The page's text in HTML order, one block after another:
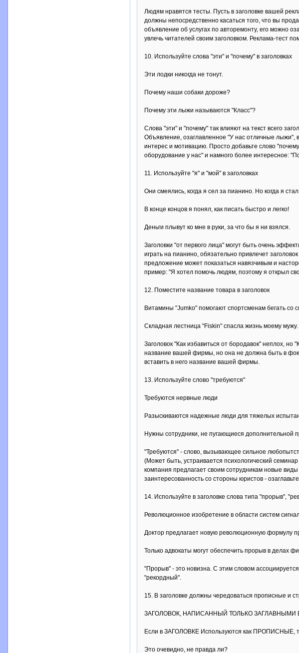
Людям нравятся тесты. Пусть в заголовке вашей
должны непосредственно касаться того, что вы
объявление об услугах по авторемонту, его можно
увлечь читателей своим заголовком. Реклама-тест
10. Используйте слова "эти" и "почему" в заголовках
Эти лодки никогда не тонут.
Почему наши собаки дороже?
Почему эти лыжи называются "Класс"?
Слова "эти" и "почему" так влияют на текст всего
Объявление, озаглавленное "У нас отличные лыжи",
интерес и мотивацию. Просто добавьте слово
оборудование у нас" и намного более интересное:
11. Используйте "я" и "мой" в заголовках
Они смеялись, когда я сел за пианино. Но когда я стал
В конце концов я понял, как писать быстро и легко!
Деньги плывут ко мне в руки, за что бы я ни взялся.
Заголовки "от первого лица" могут быть очень
играть на пианино, обязательно привлечет
предложение может показаться навязчивым и
пример: "Я хотел помочь людям, поэтому я открыл
12. Поместите название товара в заголовок
Витамины "Jumko" помогают спортсменам бегать со
Складная лестница "Fiskin" спасла жизнь моему мужу.
Заголовок "Как избавиться от бородавок" неплох,
название вашей фирмы, но она не должна быть в
вставить в него название вашей фирмы.
13. Используйте слово "требуются"
Требуются нервные люди
Разыскиваются надежные люди для тяжелых
Нужны сотрудники, не пугающиеся дополнительной
"Требуются" - слово, вызывающее сильное
(Может быть, устраивается психологический
компания предлагает своим сотрудникам новые
заинтересованность со стороны юристов -
14. Используйте в заголовке слова типа "прорыв",
Революционное изобретение в области систем
Доктор предлагает новую революционную формулу
Только адвокаты могут обеспечить прорыв в делах
"Прорыв" - это новизна. С этим словом
"рекордный".
15. В заголовке должны чередоваться прописные и
ЗАГОЛОВОК, НАПИСАННЫЙ ТОЛЬКО ЗАГЛАВНЫМИ
Если в ЗАГОЛОВКЕ Используются как ПРОПИСНЫЕ,
Это очевидно, не правда ли?